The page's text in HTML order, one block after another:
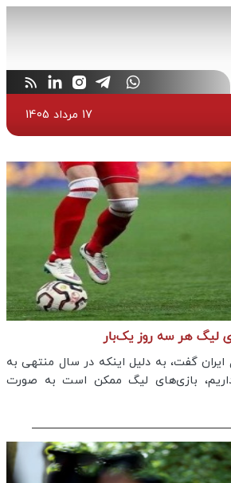
17 مرداد 1405
لیگ هر سه روز یک‌بار
ایران گفت، به دلیل اینکه در سال منتهی به
۲۰۲۶ قرار داریم، بازی‌های لیگ ممکن است به صورت